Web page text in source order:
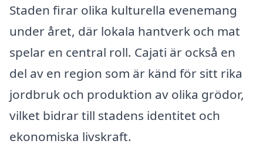
Staden firar olika kulturella evenemang
under året, där lokala hantverk och mat
spelar en central roll. Cajati är också en
del av en region som är känd för sitt rika
jordbruk och produktion av olika grödor,
vilket bidrar till stadens identitet och
ekonomiska livskraft.